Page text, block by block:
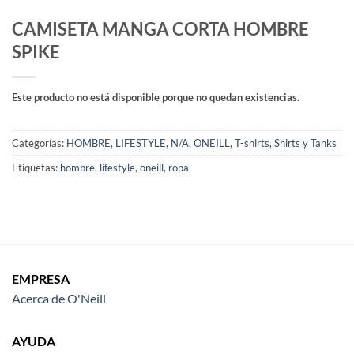
CAMISETA MANGA CORTA HOMBRE
SPIKE
Este producto no está disponible porque no quedan existencias.
Categorías: HOMBRE, LIFESTYLE, N/A, ONEILL , T-shirts, Shirts y Tanks
Etiquetas: hombre, lifestyle, oneill, ropa
EMPRESA
Acerca de O'Neill
AYUDA